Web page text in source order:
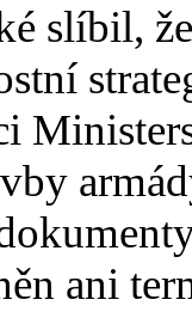
slíbil,
ani